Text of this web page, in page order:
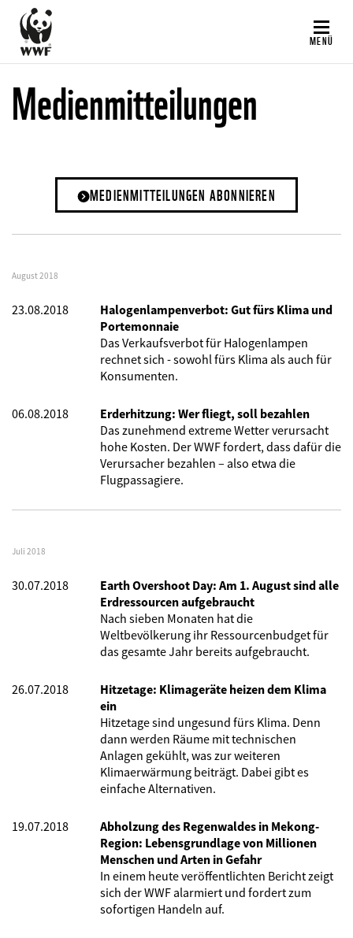
Direkt
zum
Inhalt
MENÜ
Medienmitteilungen
MEDIENMITTEILUNGEN ABONNIEREN
August 2018
23.08.2018
Halogenlampenverbot: Gut fürs Klima und
Portemonnaie
Das Verkaufsverbot für Halogenlampen
rechnet sich - sowohl fürs Klima als auch für
Konsumenten.
06.08.2018
Erderhitzung: Wer fliegt, soll bezahlen
Das zunehmend extreme Wetter verursacht
hohe Kosten. Der WWF fordert, dass dafür die
Verursacher bezahlen – also etwa die
Flugpassagiere.
Juli 2018
30.07.2018
Earth Overshoot Day: Am 1. August sind alle
Erdressourcen aufgebraucht
Nach sieben Monaten hat die
Weltbevölkerung ihr Ressourcenbudget für
das gesamte Jahr bereits aufgebraucht.
26.07.2018
Hitzetage: Klimageräte heizen dem Klima
ein
Hitzetage sind ungesund fürs Klima. Denn
dann werden Räume mit technischen
Anlagen gekühlt, was zur weiteren
Klimaerwärmung beiträgt. Dabei gibt es
einfache Alternativen.
19.07.2018
Abholzung des Regenwaldes in Mekong-
Region: Lebensgrundlage von Millionen
Menschen und Arten in Gefahr
In einem heute veröffentlichten Bericht zeigt
sich der WWF alarmiert und fordert zum
sofortigen Handeln auf.